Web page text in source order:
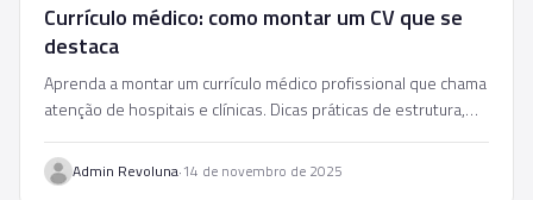
Currículo médico: como montar um CV que se
destaca
Aprenda a montar um currículo médico profissional que chama
atenção de hospitais e clínicas. Dicas práticas de estrutura,
Admin Revoluna·14 de novembro de 2025